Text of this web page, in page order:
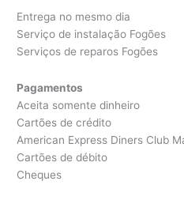
Entrega no mesmo dia
Serviço de instalação Fogões
Serviços de reparos Fogões
Pagamentos
Aceita somente dinheiro
Cartões de crédito
American Express Diners Club
Cartões de débito
Cheques